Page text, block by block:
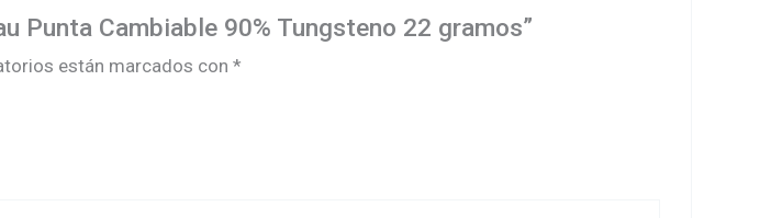
Punta Cambiable 90% Tungsteno 22 gramos”
están marcados con*